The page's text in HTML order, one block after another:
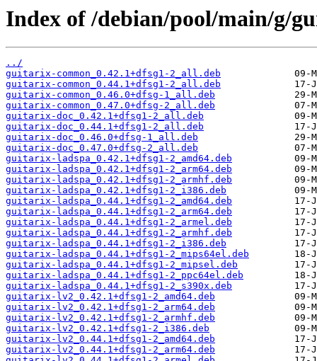
Index of /debian/pool/main/g/
../
guitarix-common_0.42.1+dfsg1-2_all.deb
guitarix-common_0.44.1+dfsg1-2_all.deb
guitarix-common_0.46.0+dfsg-1_all.deb
guitarix-common_0.47.0+dfsg-2_all.deb
guitarix-doc_0.42.1+dfsg1-2_all.deb
guitarix-doc_0.44.1+dfsg1-2_all.deb
guitarix-doc_0.46.0+dfsg-1_all.deb
guitarix-doc_0.47.0+dfsg-2_all.deb
guitarix-ladspa_0.42.1+dfsg1-2_amd64.deb
guitarix-ladspa_0.42.1+dfsg1-2_arm64.deb
guitarix-ladspa_0.42.1+dfsg1-2_armhf.deb
guitarix-ladspa_0.42.1+dfsg1-2_i386.deb
guitarix-ladspa_0.44.1+dfsg1-2_amd64.deb
guitarix-ladspa_0.44.1+dfsg1-2_arm64.deb
guitarix-ladspa_0.44.1+dfsg1-2_armel.deb
guitarix-ladspa_0.44.1+dfsg1-2_armhf.deb
guitarix-ladspa_0.44.1+dfsg1-2_i386.deb
guitarix-ladspa_0.44.1+dfsg1-2_mips64el.deb
guitarix-ladspa_0.44.1+dfsg1-2_mipsel.deb
guitarix-ladspa_0.44.1+dfsg1-2_ppc64el.deb
guitarix-ladspa_0.44.1+dfsg1-2_s390x.deb
guitarix-lv2_0.42.1+dfsg1-2_amd64.deb
guitarix-lv2_0.42.1+dfsg1-2_arm64.deb
guitarix-lv2_0.42.1+dfsg1-2_armhf.deb
guitarix-lv2_0.42.1+dfsg1-2_i386.deb
guitarix-lv2_0.44.1+dfsg1-2_amd64.deb
guitarix-lv2_0.44.1+dfsg1-2_arm64.deb